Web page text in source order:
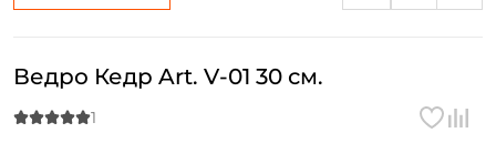
Ведро Кедр Art. V-01 30 см.